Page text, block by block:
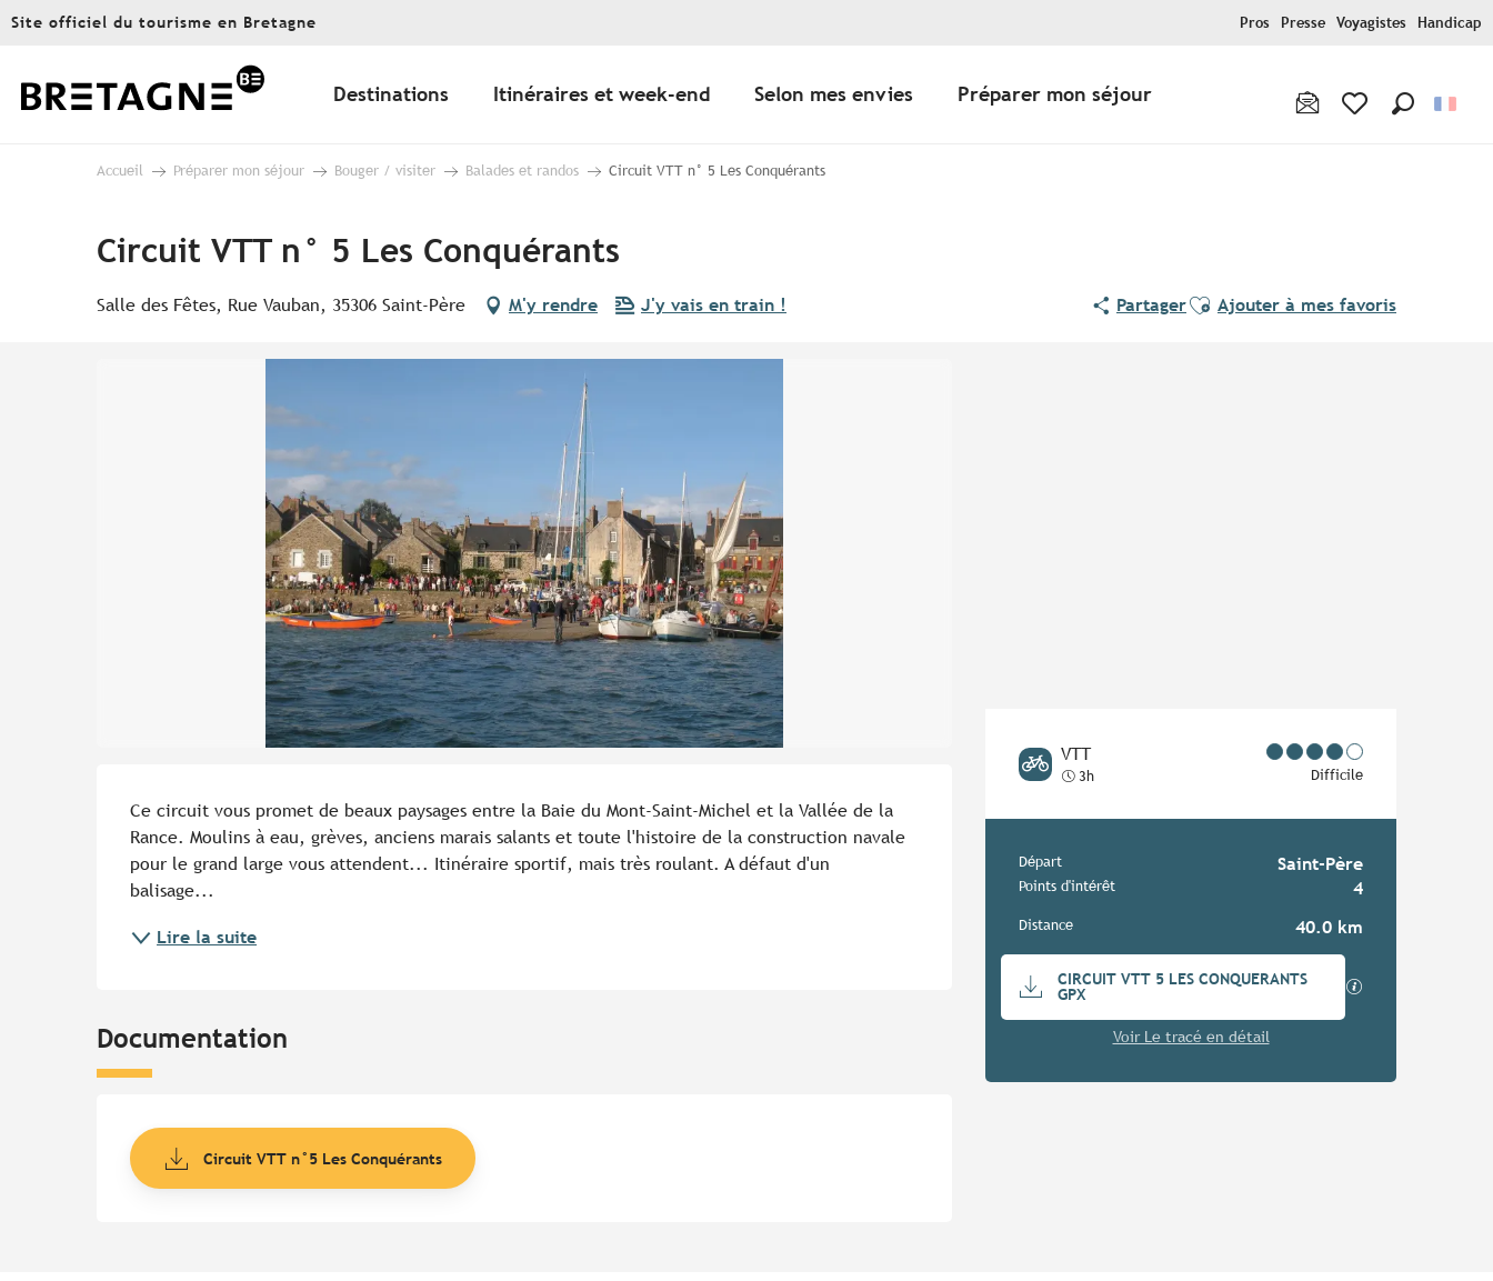
Aller
principal
Site officiel du tourisme en Bretagne Pros Presse Voyagistes Handicap
Destinations Itinéraires et week-end Selon mes envies Préparer mon séjour
Accueil Préparer mon séjour Bouger / visiter Balades et randos Circuit VTT n° 5 Les Conquérants
Circuit VTT n° 5 Les Conquérants
Salle des Fêtes, Rue Vauban, 35306 Saint-Père M'y rendre J'y vais en train ! PartagerAjouter aux favoris
Ajouter à mes favoris
VTT
3h Difficile
Informations pratiques
Départ Saint-Père
Points d'intérêt 4
Distance 40.0 km
Documentation
CIRCUIT VTT 5 LES CONQUERANTS
GPX
Voir Le tracé en détail
Ce circuit vous promet de beaux paysages entre la Baie du Mont-Saint-Michel et la Vallée de la
Rance. Moulins à eau, grèves, anciens marais salants et toute l'histoire de la construction navale
pour le grand large vous attendent... Itinéraire sportif, mais très roulant. A défaut d'un
balisage...
Lire la suite
Documentation
Circuit VTT n°5 Les Conquérants